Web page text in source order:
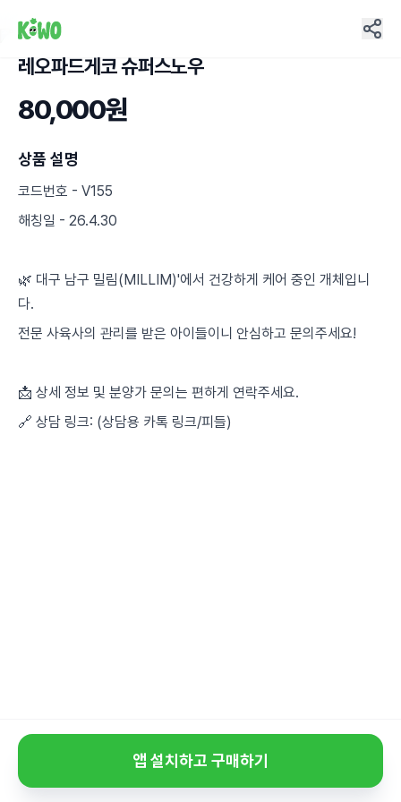
레오파드게코 슈퍼스노우
80,000원
상품 설명
코드번호 - V155
해칭일 - 26.4.30
🌿 대구 남구 밀림(MILLIM)'에서 건강하게 케어 중인 개체입니
다.
전문 사육사의 관리를 받은 아이들이니 안심하고 문의주세요!
📩 상세 정보 및 분양가 문의는 편하게 연락주세요.
🔗 상담 링크: (상담용 카톡 링크/피들)
앱 설치하고 구매하기